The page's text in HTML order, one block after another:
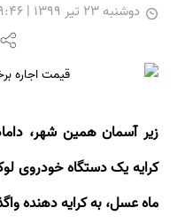
دوشنبه 23 تیر 1399 | 09:46
زیر آسمان همین شهر،
کرایه یک دستگاه خودروی
ماه عسل، به کرایه دهنده